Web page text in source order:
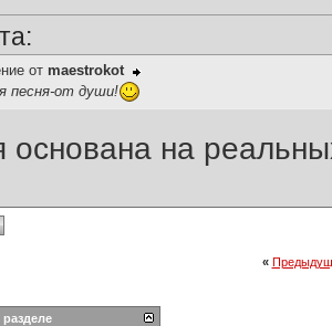
от maestrokot
песня-от души!
основана на
«